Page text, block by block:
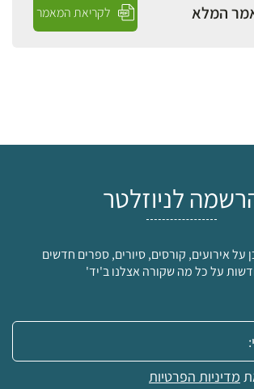
המלא לקריאת המאמר
לניוזלטר
על אירועים, קורסים, סיורים, ספרים חדשים
על כל מה שקורה אצלנו ב'יד'
מדיניות הפרטיות